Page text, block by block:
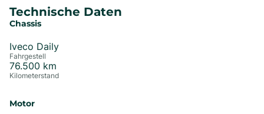
Technische Daten
Chassis
Iveco Daily
Fahrgestell
76.500 km
Kilometerstand
Motor